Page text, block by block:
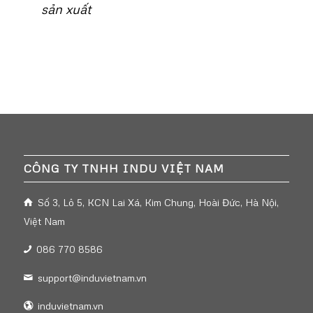
sản xuất
CÔNG TY TNHH INDU VIỆT NAM
Số 3, Lô 5, KCN Lai Xá, Kim Chung, Hoài Đức, Hà Nội,
Việt Nam
086 770 8586
support@induvietnam.vn
induvietnam.vn